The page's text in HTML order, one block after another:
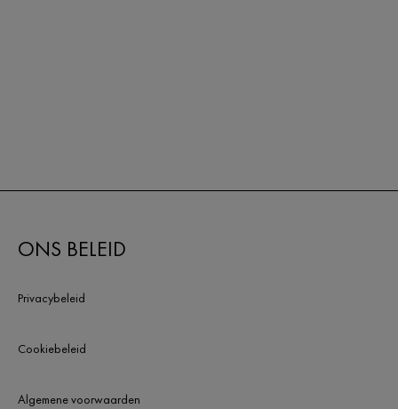
ONS BELEID
Privacybeleid
Cookiebeleid
Algemene voorwaarden